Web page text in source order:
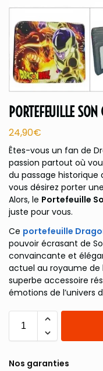
PORTEFEUILLE
24,90€
Êtes-vous un fan de
passion partout où
du passage historique
vous désirez porter
Alors, le Portefeuille
juste pour vous.
Ce portefeuille
pouvoir écrasant de
convaincante et
actuel au royaume de
superbe accessoire
émotions de l’univers
Nos garanties